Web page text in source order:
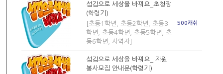
섬김으로 세상을 바꿔요_초청장
(학령기)
[초등1학년, 초등2학년, 초등3
학년, 초등4학년, 초등5학년, 초
등6학년, 사역자]
500캐쉬
섬김으로 세상을 바꿔요_ 자원
봉사모집 안내문(학령기)